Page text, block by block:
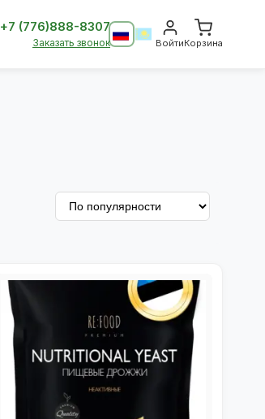
+7 (776)888-8307
Заказать звонок ВойтиКорзина